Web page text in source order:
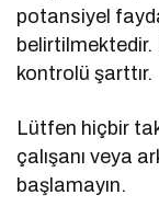
potansiyel
kontrolü şarttır.
Lütfen hiçbir
çalışanı veya
başlamayın.